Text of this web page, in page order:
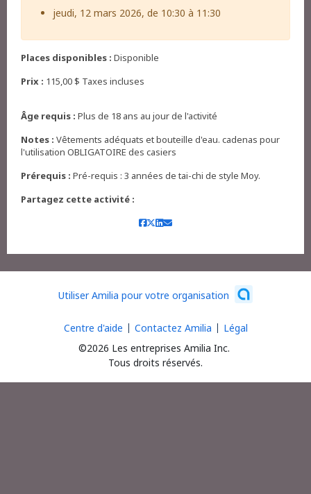
jeudi, 12 mars 2026, de 10:30 à 11:30
Places disponibles : Disponible
Prix : 115,00 $ Taxes incluses
Âge requis : Plus de 18 ans au jour de l'activité
Notes : Vêtements adéquats et bouteille d'eau. cadenas pour
l'utilisation OBLIGATOIRE des casiers
Prérequis : Pré-requis : 3 années de tai-chi de style Moy.
Partagez cette activité :
Utiliser Amilia pour votre organisation
©2026 Les entreprises Amilia Inc.
Tous droits réservés.
Centre d'aide Contactez Amilia Légal